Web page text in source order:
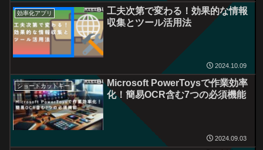
効率化アプリ
工夫次第で変わる！効果的な情報
収集とツール活用法
2024.10.09
ショートカットキー
Microsoft PowerToysで作業効率
化！簡易OCR含む7つの必須機能
2024.09.03